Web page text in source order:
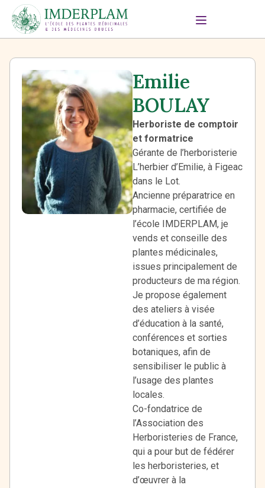
Emilie
BOULAY
Herboriste de comptoir
et formatrice
Gérante de l’herboristerie
L’herbier d’Emilie, à Figeac
dans le Lot.
Ancienne préparatrice en
pharmacie, certifiée de
l’école IMDERPLAM, je
vends et conseille des
plantes médicinales,
issues principalement de
producteurs de ma région.
Je propose également
des ateliers à visée
d’éducation à la santé,
conférences et sorties
botaniques, afin de
sensibiliser le public à
l’usage des plantes
locales.
Co-fondatrice de
l’Association des
Herboristeries de France,
qui a pour but de fédérer
les herboristeries, et
d’œuvrer à la